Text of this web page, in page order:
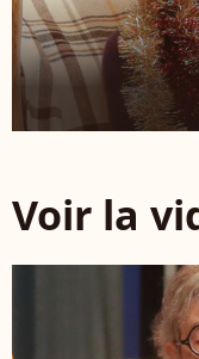
Voir la